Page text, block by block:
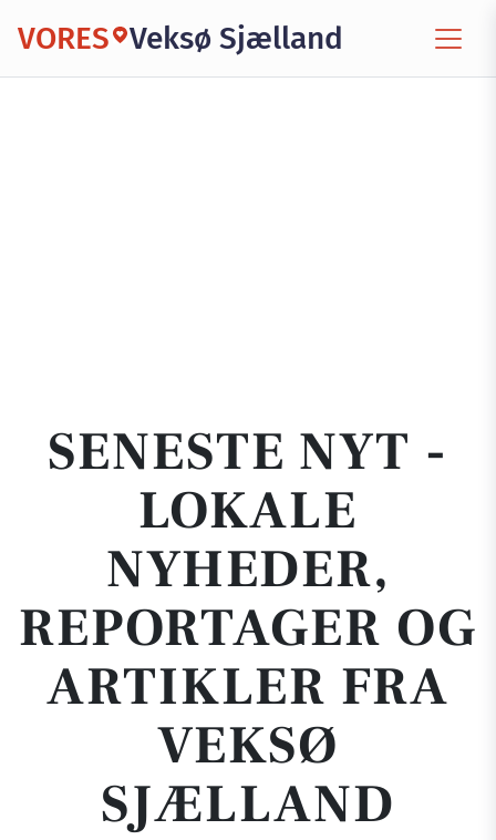
VORES Veksø Sjælland
SENESTE NYT -
LOKALE
NYHEDER,
REPORTAGER OG
ARTIKLER FRA
VEKSØ
SJÆLLAND